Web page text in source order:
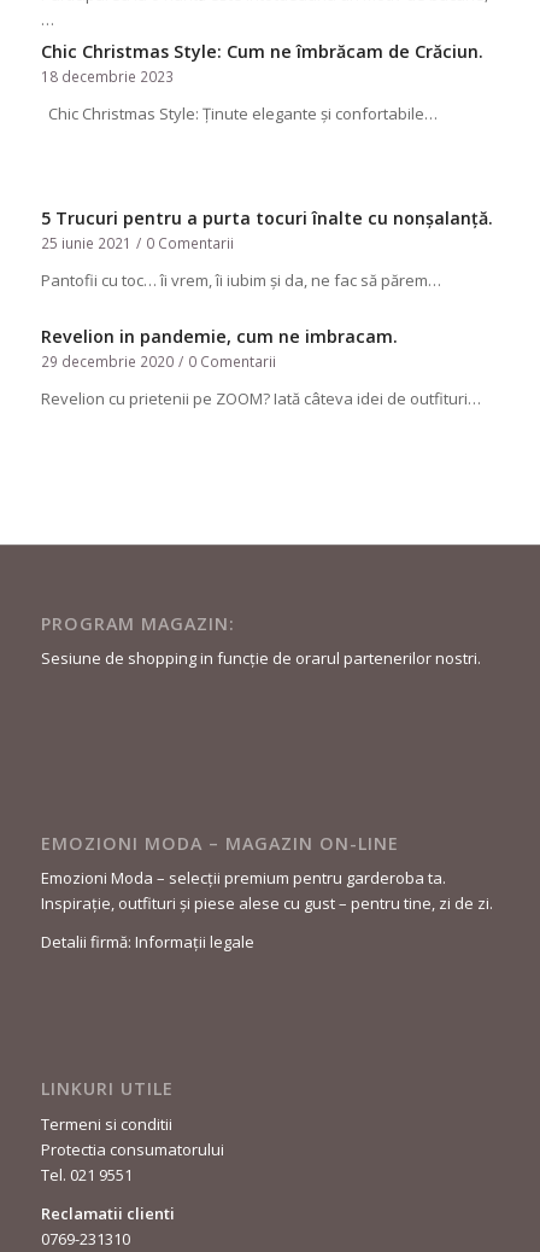
…
Chic Christmas Style: Cum ne îmbrăcam de Crăciun.
18 decembrie 2023
Chic Christmas Style: Ținute elegante și confortabile…
5 Trucuri pentru a purta tocuri înalte cu nonșalanță.
25 iunie 2021 / 0 Comentarii
Pantofii cu toc… îi vrem, îi iubim și da, ne fac să părem…
Revelion in pandemie, cum ne imbracam.
29 decembrie 2020 / 0 Comentarii
Revelion cu prietenii pe ZOOM? Iată câteva idei de outfituri…
PROGRAM MAGAZIN:
Sesiune de shopping in funcție de orarul partenerilor nostri.
EMOZIONI MODA – MAGAZIN ON-LINE
Emozioni Moda – selecții premium pentru garderoba ta.
Inspirație, outfituri și piese alese cu gust – pentru tine, zi de zi.
Detalii firmă: Informații legale
LINKURI UTILE
Termeni si conditii
Protectia consumatorului
Tel. 021 9551
Reclamatii clienti
0769-231310